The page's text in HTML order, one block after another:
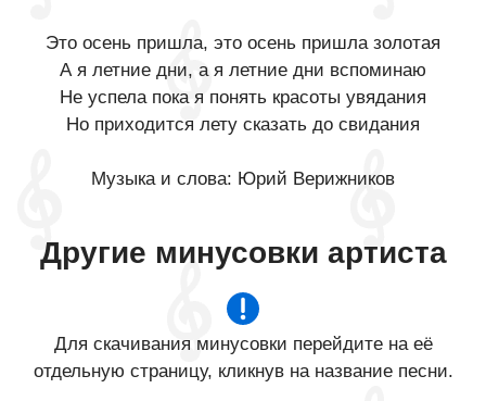
Это осень пришла, это осень пришла золотая
А я летние дни, а я летние дни вспоминаю
Не успела пока я понять красоты увядания
Но приходится лету сказать до свидания
Музыка и слова: Юрий Верижников
Другие минусовки артиста
Для скачивания минусовки перейдите на её
отдельную страницу, кликнув на название песни.